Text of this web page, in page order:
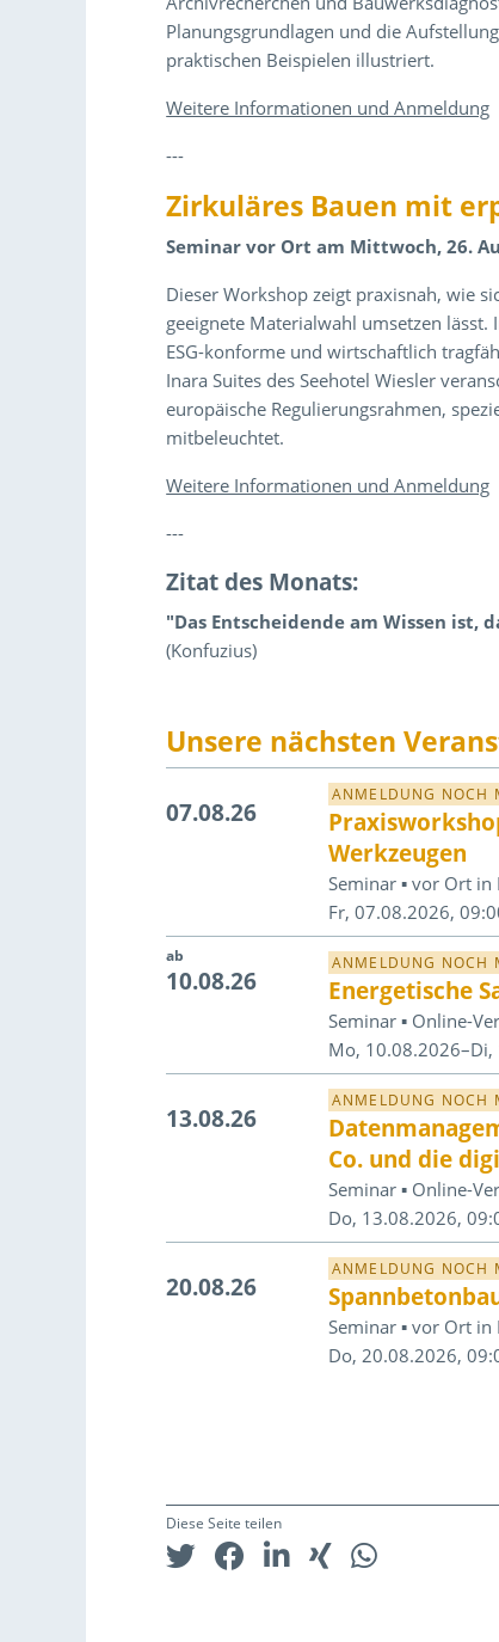
Planungsgrundlagen und die
praktischen Beispielen illustriert.
Weitere Informationen und Anmeldung
---
Zirkuläres Bauen mit
Seminar vor Ort am Mittwoch, 26.
Dieser Workshop zeigt praxisnah, wie
geeignete Materialwahl umsetzen
ESG-konforme und wirtschaftlich
Inara Suites des Seehotel Wiesler
europäische Regulierungsrahmen,
mitbeleuchtet.
Weitere Informationen und Anmeldung
---
Zitat des Monats:
"Das Entscheidende am Wissen ist,
(Konfuzius)
Unsere nächsten
07.08.26
ANMELDUNG NOCH
Werkzeugen
Seminar ▪ vor Ort
Fr, 07.08.2026,
ab
10.08.26
ANMELDUNG NOCH
Energetische
Seminar ▪ Online-
Mo,
13.08.26
ANMELDUNG NOCH
Co. und die
Seminar ▪ Online-
Do, 13.08.2026,
20.08.26
ANMELDUNG NOCH
Seminar ▪ vor Ort
Do, 20.08.2026,
Diese Seite teilen